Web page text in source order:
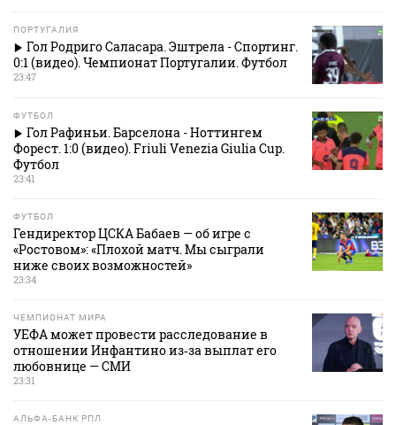
ПОРТУГАЛИЯ
Гол Родриго Саласара. Эштрела - Спортинг.
0:1 (видео). Чемпионат Португалии. Футбол
23:47
ФУТБОЛ
Гол Рафиньи. Барселона - Ноттингем
Форест. 1:0 (видео). Friuli Venezia Giulia Cup.
Футбол
23:41
ФУТБОЛ
Гендиректор ЦСКА Бабаев — об игре с
«Ростовом»: «Плохой матч. Мы сыграли
ниже своих возможностей»
23:34
ЧЕМПИОНАТ МИРА
УЕФА может провести расследование в
отношении Инфантино из‑за выплат его
любовнице — СМИ
23:31
АЛЬФА-БАНК РПЛ